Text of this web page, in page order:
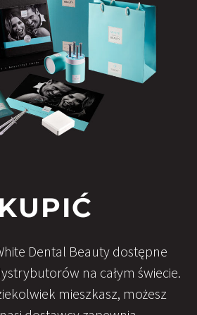
KUPIĆ
Dental Beauty dostępne
na całym świecie.
mieszkasz, możesz